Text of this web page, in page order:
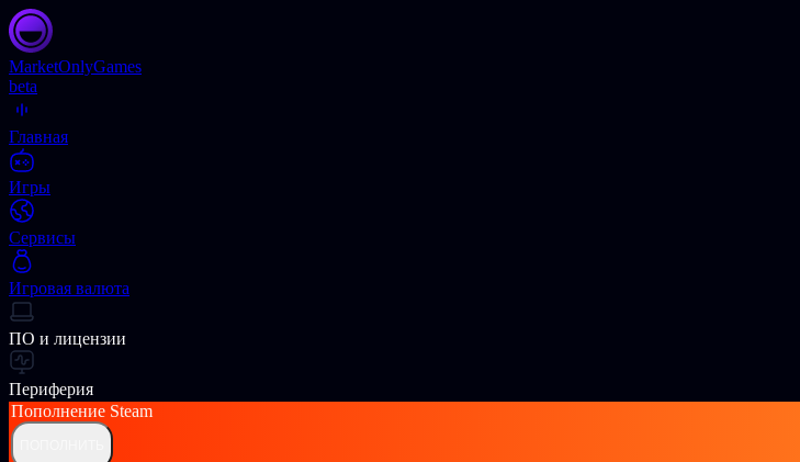
MarketOnlyGames
beta
Главная
Игры
Сервисы
Игровая валюта
ПО и лицензии
Периферия
Пополнение Steam